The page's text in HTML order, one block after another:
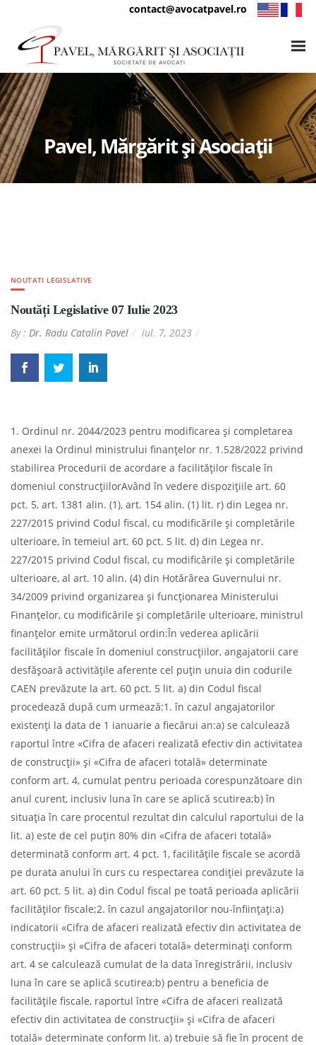
contact@avocatpavel.ro
Pavel, Mărgărit și Asociații
NOUTATI LEGISLATIVE
Noutăți Legislative 07 Iulie 2023
By : Dr. Radu Catalin Pavel iul. 7, 2023
1. Ordinul nr. 2044/2023 pentru modificarea şi completarea
anexei la Ordinul ministrului finanţelor nr. 1.528/2022 privind
stabilirea Procedurii de acordare a facilităţilor fiscale în
domeniul construcţiilorAvând în vedere dispoziţiile art. 60
pct. 5, art. 1381 alin. (1), art. 154 alin. (1) lit. r) din Legea nr.
227/2015 privind Codul fiscal, cu modificările şi completările
ulterioare, în temeiul art. 60 pct. 5 lit. d) din Legea nr.
227/2015 privind Codul fiscal, cu modificările şi completările
ulterioare, al art. 10 alin. (4) din Hotărârea Guvernului nr.
34/2009 privind organizarea şi funcţionarea Ministerului
Finanţelor, cu modificările şi completările ulterioare, ministrul
finanţelor emite următorul ordin:În vederea aplicării
facilităţilor fiscale în domeniul construcţiilor, angajatorii care
desfăşoară activităţile aferente cel puţin unuia din codurile
CAEN prevăzute la art. 60 pct. 5 lit. a) din Codul fiscal
procedează după cum urmează:1. în cazul angajatorilor
existenţi la data de 1 ianuarie a fiecărui an:a) se calculează
raportul între «Cifra de afaceri realizată efectiv din activitatea
de construcţii» şi «Cifra de afaceri totală» determinate
conform art. 4, cumulat pentru perioada corespunzătoare din
anul curent, inclusiv luna în care se aplică scutirea;b) în
situaţia în care procentul rezultat din calculul raportului de la
lit. a) este de cel puţin 80% din «Cifra de afaceri totală»
determinată conform art. 4 pct. 1, facilităţile fiscale se acordă
pe durata anului în curs cu respectarea condiţiei prevăzute la
art. 60 pct. 5 lit. a) din Codul fiscal pe toată perioada aplicării
facilităţilor fiscale;2. în cazul angajatorilor nou-înfiinţaţi:a)
indicatorii «Cifra de afaceri realizată efectiv din activitatea de
construcţii» şi «Cifra de afaceri totală» determinaţi conform
art. 4 se calculează cumulat de la data înregistrării, inclusiv
luna în care se aplică scutirea;b) pentru a beneficia de
facilităţile fiscale, raportul între «Cifra de afaceri realizată
efectiv din activitatea de construcţii» şi «Cifra de afaceri
totală» determinate conform lit. a) trebuie să fie în procent de